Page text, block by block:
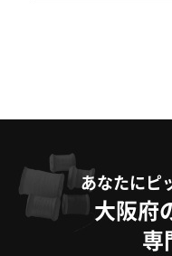
あなたにピ
大阪府
専